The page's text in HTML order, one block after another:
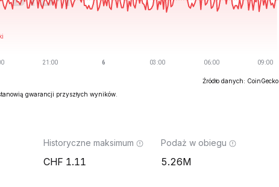
Źródło danych: CoinGecko
gwarancji przyszłych wyników.
Historyczne maksimum
1.11
Podaż w obiegu
5.26M